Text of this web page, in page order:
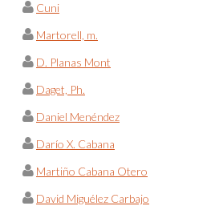
Cuni
Martorell, m.
D. Planas Mont
Daget, Ph.
Daniel Menéndez
Darío X. Cabana
Martiño Cabana Otero
David Miguélez Carbajo